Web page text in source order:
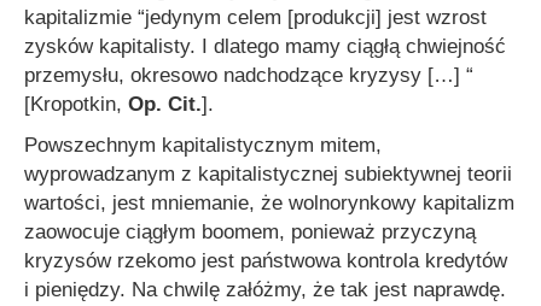
kapitalizmie “jedynym celem [produkcji] jest wzrost
zysków kapitalisty. I dlatego mamy ciągłą chwiejność
przemysłu, okresowo nadchodzące kryzysy […] “
[Kropotkin, Op. Cit.].
Powszechnym kapitalistycznym mitem,
wyprowadzanym z kapitalistycznej subiektywnej teorii
wartości, jest mniemanie, że wolnorynkowy kapitalizm
zaowocuje ciągłym boomem, ponieważ przyczyną
kryzysów rzekomo jest państwowa kontrola kredytów
i pieniędzy. Na chwilę załóżmy, że tak jest naprawdę.